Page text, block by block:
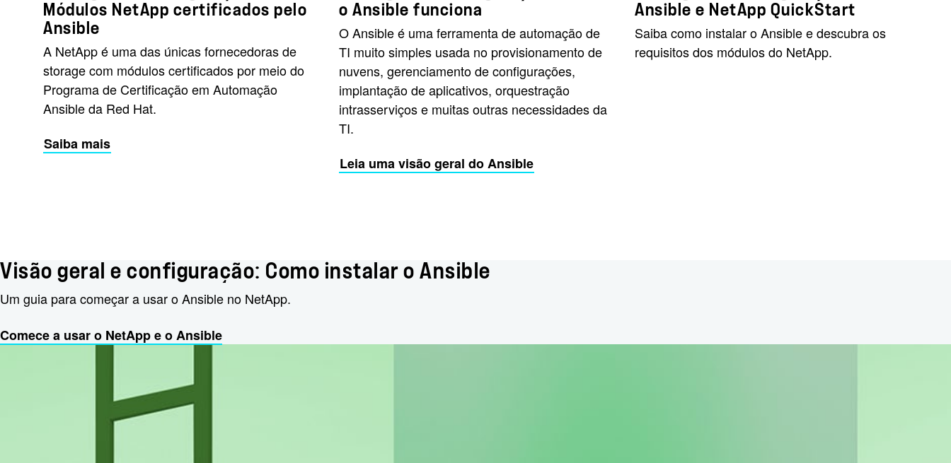
Módulos NetApp certificados pelo
Ansible
A NetApp é uma das únicas fornecedoras de
storage com módulos certificados por meio do
Programa de Certificação em Automação
Ansible da Red Hat.
Saiba mais
o Ansible funciona
O Ansible é uma ferramenta de automação de
TI muito simples usada no provisionamento de
nuvens, gerenciamento de configurações,
implantação de aplicativos, orquestração
intrasserviços e muitas outras necessidades da
TI.
Leia uma visão geral do Ansible
Ansible e NetApp QuickStart
Saiba como instalar o Ansible e descubra os
requisitos dos módulos do NetApp.
Visão geral e configuração: Como instalar o Ansible
Um guia para começar a usar o Ansible no NetApp.
Comece a usar o NetApp e o Ansible